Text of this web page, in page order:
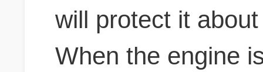
will protect it
When the engine